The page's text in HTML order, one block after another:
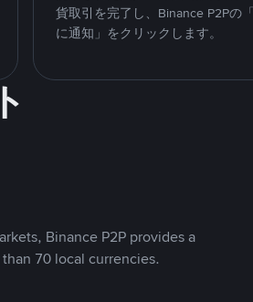
貨取引を完了し、Binance P2Pの
に通知」をクリックします。
Binance P2P provides a
70 local currencies.